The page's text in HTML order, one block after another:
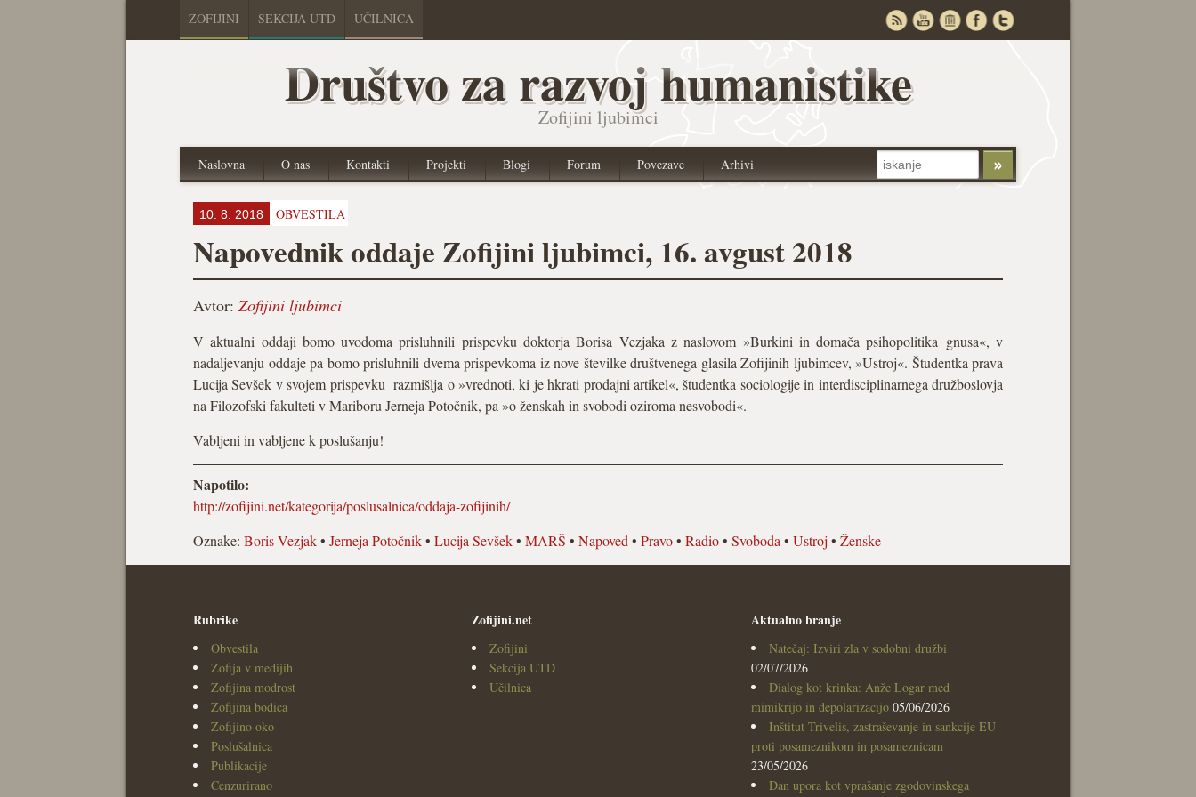
ZOFIJINI SEKCIJA UTD UČILNICA
Društvo za razvoj humanistike
Zofijini ljubimci
Naslovna O nas Kontakti Projekti Blogi Forum Povezave Arhivi
10. 8. 2018 OBVESTILA
Napovednik oddaje Zofijini ljubimci, 16. avgust 2018
Avtor: Zofijini ljubimci
V aktualni oddaji bomo uvodoma prisluhnili prispevku doktorja Borisa Vezjaka z naslovom »Burkini in domača psihopolitika gnusa«, v
nadaljevanju oddaje pa bomo prisluhnili dvema prispevkoma iz nove številke društvenega glasila Zofijinih ljubimcev, »Ustroj«. Študentka prava
Lucija Sevšek v svojem prispevku razmišlja o »vrednoti, ki je hkrati prodajni artikel«, študentka sociologije in interdisciplinarnega družboslovja
na Filozofski fakulteti v Mariboru Jerneja Potočnik, pa »o ženskah in svobodi oziroma nesvobodi«.
Vabljeni in vabljene k poslušanju!
Napotilo:
http://zofijini.net/kategorija/poslusalnica/oddaja-zofijinih/
Oznake: Boris Vezjak• Jerneja Potočnik• Lucija Sevšek• MARŠ • Napoved • Pravo• Radio• Svoboda • Ustroj • Ženske
Rubrike
Obvestila
Zofija v medijih
Zofijina modrost
Zofijina bodica
Zofijino oko
Poslušalnica
Publikacije
Cenzurirano
Zofijini.net
Zofijini
Sekcija UTD
Učilnica
Aktualno branje
Natečaj: Izviri zla v sodobni družbi
02/07/2026
Dialog kot krinka: Anže Logar med
mimikrijo in depolarizacijo 05/06/2026
Inštitut Trivelis, zastraševanje in sankcije EU
proti posameznikom in posameznicam
23/05/2026
Dan upora kot vprašanje zgodovinskega